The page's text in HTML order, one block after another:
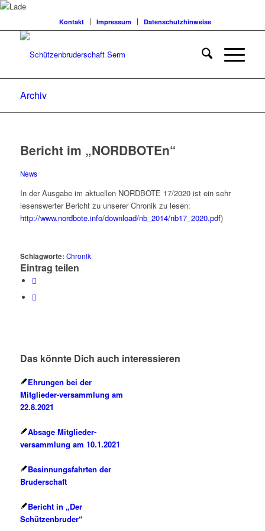
Kontakt Impressum Datenschutzhinweise
Archiv
Bericht im „NORDBOTEn“
News
In der Ausgabeim aktuellen NORDBOTE 17/2020 ist ein sehr
lesenswerter Bericht zu unserer Chronik zu lesen:
http://www.nordbote.info/download/nb_2014/nb17_2020.pdf)
Schlagworte: Chronik
Eintrag teilen
Das könnte Dich auch interessieren
Ehrungen bei der
Mitglieder-versammlung am
22.8.2021
Absage Mitglieder-
versammlung am 10.1.2021
Besinnungsfahrten der
Bruderschaft
Bericht in „Der
Schützenbruder“